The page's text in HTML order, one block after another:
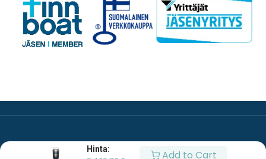
Hinta:
Add to Cart